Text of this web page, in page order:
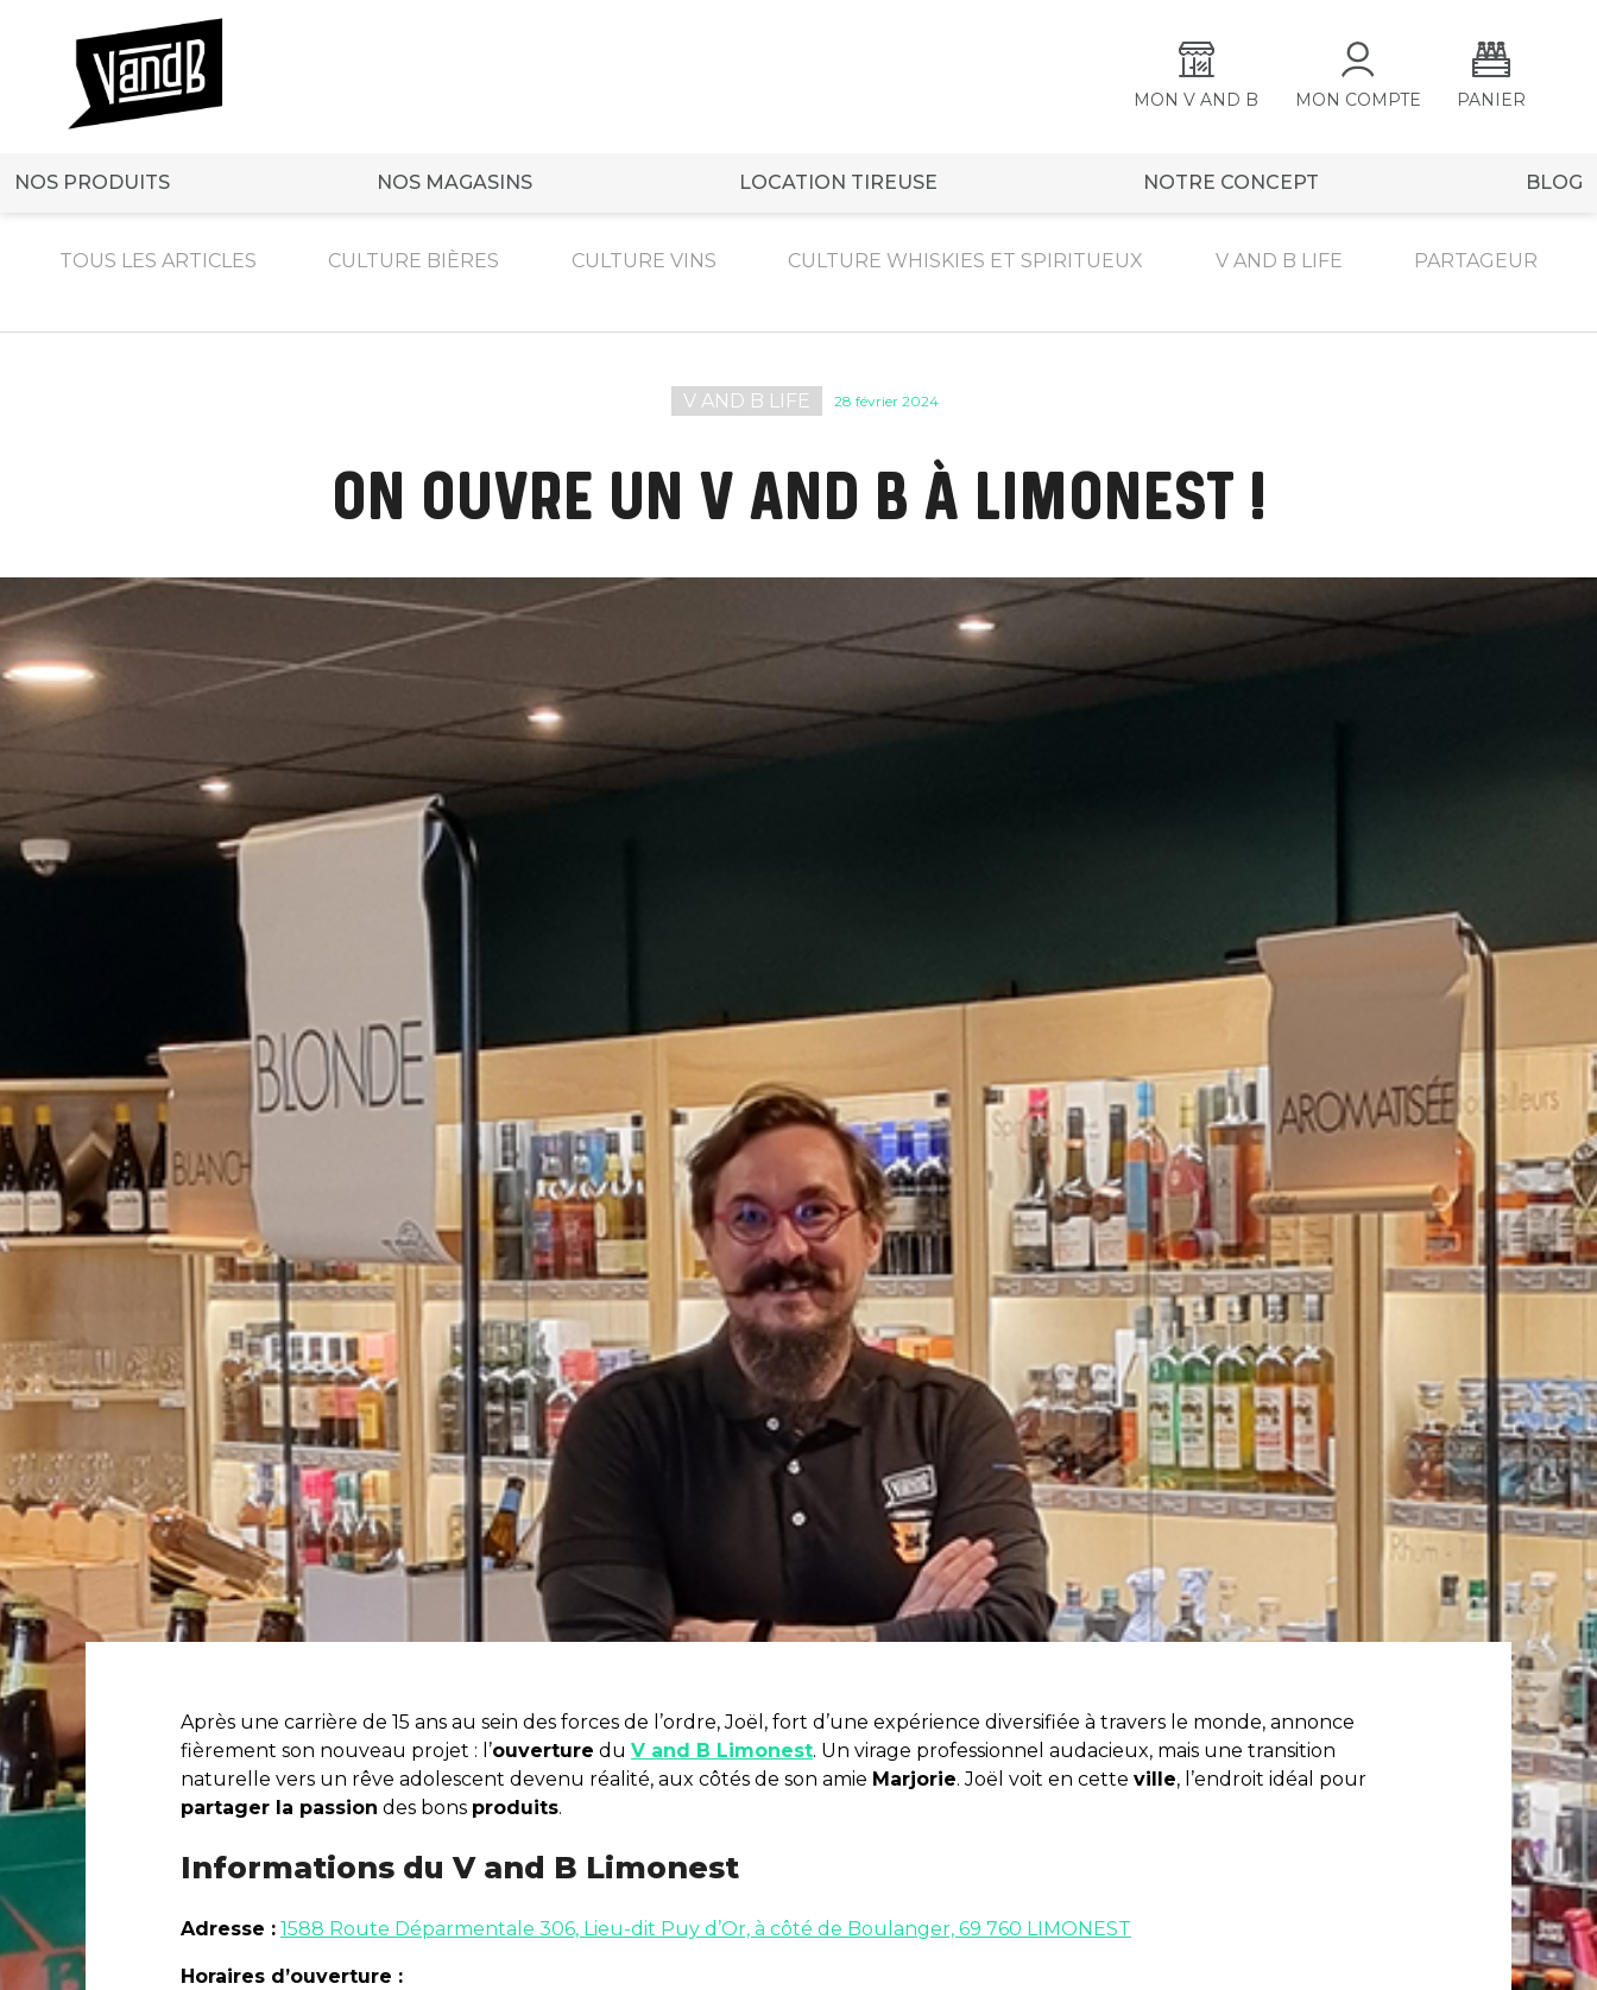
MON V AND B MON COMPTE PANIER
NOS PRODUITS NOS MAGASINS LOCATION TIREUSE NOTRE CONCEPT BLOG
TOUS LES ARTICLES CULTURE BIÈRES CULTURE VINS CULTURE WHISKIES ET SPIRITUEUX V AND B LIFE PARTAGEUR
V AND B LIFE 28 février 2024
ON OUVRE UN V AND B À LIMONEST !
Après une carrière de 15 ans au sein des forces de l’ordre, Joël, fort d’une expérience diversifiée à travers le monde, annonce
fièrement son nouveau projet : l’ouverture du V and B Limonest. Un virage professionnel audacieux, mais une transition
naturelle vers un rêve adolescent devenu réalité, aux côtés de son amie Marjorie. Joël voit en cette ville, l’endroit idéal pour
partager la passion des bons produits.
Informations du V and B Limonest
Adresse : 1588 Route Déparmentale 306, Lieu-dit Puy d’Or, à côté de Boulanger, 69 760 LIMONEST
Horaires d’ouverture :